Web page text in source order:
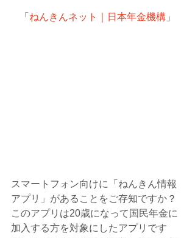
「 ねんきんネット｜日本年金機構 」
スマートフォン向けに「ねんきん情報
アプリ」があることをご存知ですか？
このアプリは20歳になって国民年金に
加入する方を対象にしたアプリです